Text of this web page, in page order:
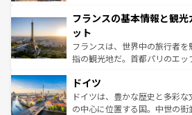
ませてくれるイタリアで、忘れ
なお、新着のイタリア情報は
しい。
文化が根付くこの国では、情熱
れる闘牛、そして美味しいタパ
る。首都マドリードの洗練さ
アートに溢れた街角から、地方
せる。地方によって風土や気候
性で訪
ンテンツ一覧を参照してほしい
フランスの基本情報と観
ット
フランスは、世界中の旅行者
指の観光地だ。首都パリのエッ
で、幅広い魅力が詰まっている
聖堂、美しいビーチ、そして
から魅了する。また、フラン
ドイツ
ドイツは、豊かな歴史と多彩
の中心に位置する国。中世の